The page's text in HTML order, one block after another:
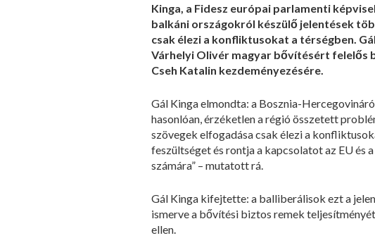
Kinga, a Fidesz európai parlamenti
balkáni országokról készülő jelentések
csak élezi a konfliktusokat a térségben.
Várhelyi Olivér magyar bővítésért felelős
Cseh Katalin kezdeményezésére.
Gál Kinga elmondta: a Bosznia-
hasonlóan, érzéketlen a régió összetett
szövegek elfogadása csak élezi a
feszültséget és rontja a kapcsolatot az EU
számára” – mutatott rá.
Gál Kinga kifejtette: a balliberálisok ezt a
ismerve a bővítési biztos remek
ellen.